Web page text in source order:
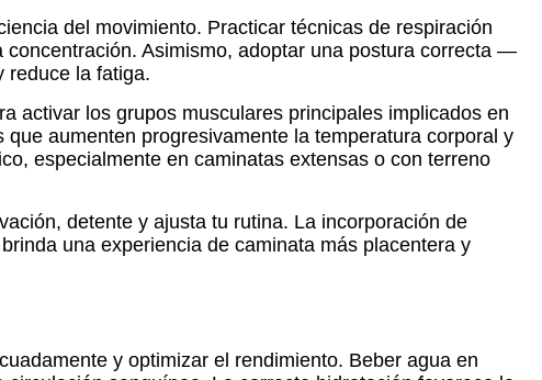
del movimiento. Practicar técnicas de respiración
Asimismo, adoptar una postura correcta —
reduce la fatiga.
activar los grupos musculares principales implicados en
aumenten progresivamente la temperatura corporal y
especialmente en caminatas extensas o con terreno
detente y ajusta tu rutina. La incorporación de
una experiencia de caminata más placentera y
y optimizar el rendimiento. Beber agua en